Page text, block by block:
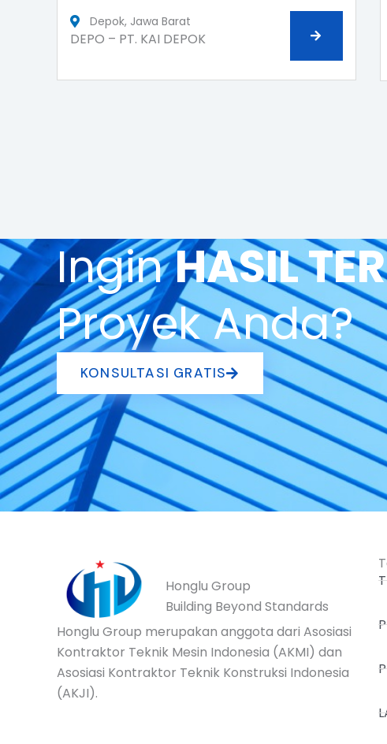
Depok, Jawa Barat
DEPO – PT. KAI DEPOK
InginHASIL
Proyek Anda?
KONSULTASI GRATIS
Honglu Group
Building Beyond Standards
Honglu Group merupakan anggota dari Asosiasi
Kontraktor Teknik Mesin Indonesia (AKMI) dan
Asosiasi Kontraktor Teknik Konstruksi Indonesia
(AKJI).